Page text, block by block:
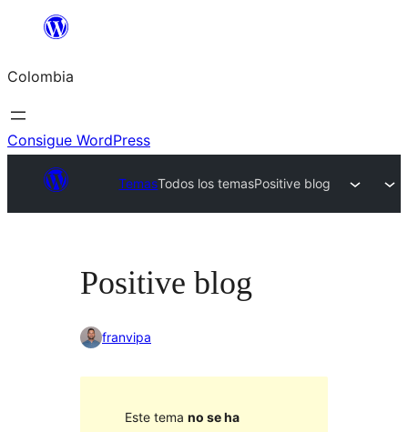
Saltar
contenido
Colombia
Consigue WordPress
TemasTodos los temasPositive blog
Positive blog
franvipa
Este tema no se ha